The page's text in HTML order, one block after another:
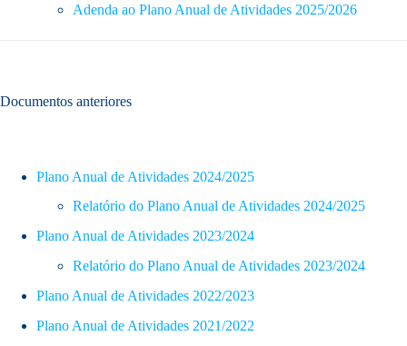
Adenda ao Plano Anual de Atividades 2025/2026
Documentos anteriores
Plano Anual de Atividades 2024/2025
Relatório do Plano Anual de Atividades 2024/2025
Plano Anual de Atividades 2023/2024
Relatório do Plano Anual de Atividades 2023/2024
Plano Anual de Atividades 2022/2023
Plano Anual de Atividades 2021/2022